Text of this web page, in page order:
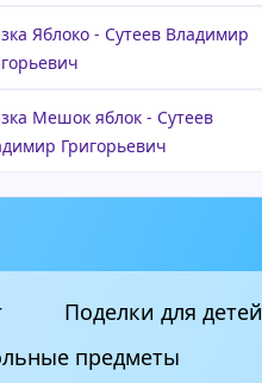
Яблоко - Сутеев Владимир
Мешок яблок - Сутеев
Григорьевич
Поделки для детей
предметы